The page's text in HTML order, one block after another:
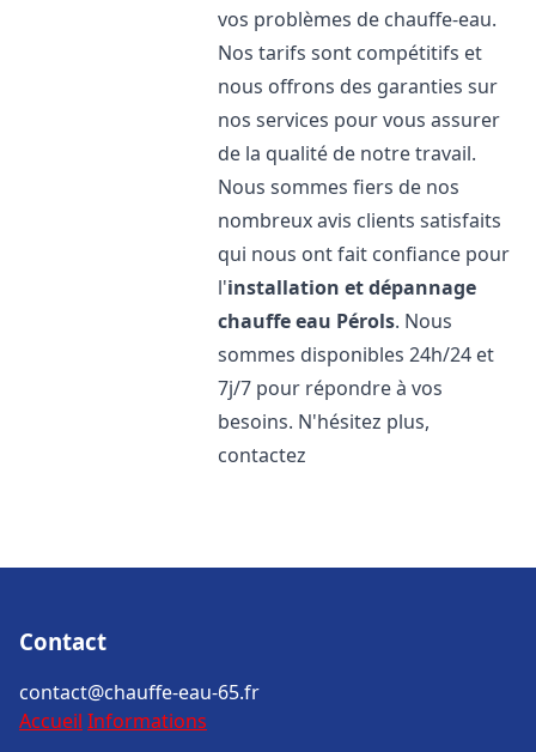
vos problèmes de chauffe-eau.
Nos tarifs sont compétitifs et
nous offrons des garanties sur
nos services pour vous assurer
de la qualité de notre travail.
Nous sommes fiers de nos
nombreux avis clients satisfaits
qui nous ont fait confiance pour
l'installation et dépannage
chauffe eau Pérols. Nous
sommes disponibles 24h/24 et
7j/7 pour répondre à vos
besoins. N'hésitez plus,
contactez
Contact
contact@chauffe-eau-65.fr
Accueil Informations